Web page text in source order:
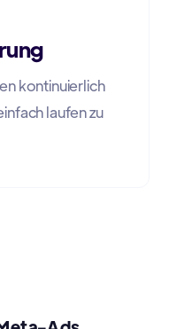
kontinuierlich
laufen zu